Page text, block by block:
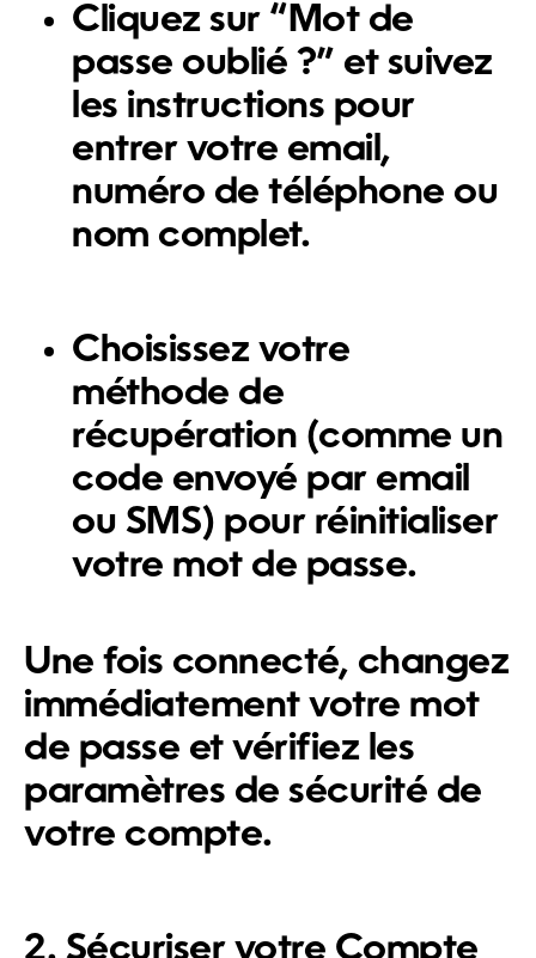
Cliquez sur “Mot de
passe oublié ?” et suivez
les instructions pour
entrer votre email,
numéro de téléphone ou
nom complet.
Choisissez votre
méthode de
récupération (comme un
code envoyé par email
ou SMS) pour réinitialiser
votre mot de passe.
Une fois connecté, changez
immédiatement votre mot
de passe et vérifiez les
paramètres de sécurité de
votre compte.
2. Sécuriser votre Compte